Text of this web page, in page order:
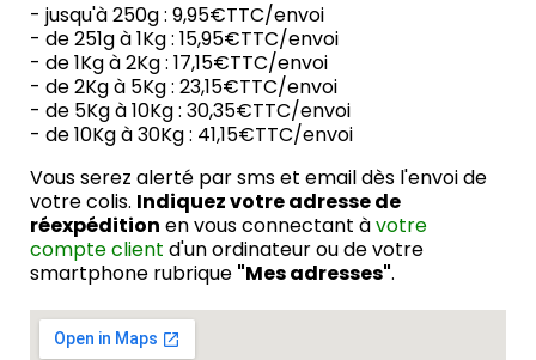
- jusqu'à 250g : 9,95€TTC/envoi
- de 251g à 1Kg : 15,95€TTC/envoi
- de 1Kg à 2Kg : 17,15€TTC/envoi
- de 2Kg à 5Kg : 23,15€TTC/envoi
- de 5Kg à 10Kg : 30,35€TTC/envoi
- de 10Kg à 30Kg : 41,15€TTC/envoi
Vous serez alerté par sms et email dès l'envoi de
votre colis. Indiquez votre adresse de
réexpédition en vous connectant àvotre
compte client d'un ordinateur ou de votre
smartphone rubrique "Mes adresses".